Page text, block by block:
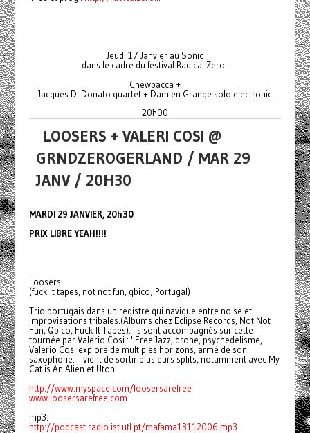
Jeudi 17 Janvier au Sonic
dans le cadre du festival Radical Zero :
Chewbacca +
Jacques Di Donato quartet + Damien Grange solo electronic
20h00
LOOSERS + VALERI COSI @
GRNDZEROGERLAND / MAR 29
JANV / 20H30
MARDI 29 JANVIER, 20h30
PRIX LIBRE YEAH!!!!
Loosers
(fuck it tapes, not not fun, qbico; Portugal)
Trio portugais dans un registre qui navigue entre noise et
improvisations tribales.(Albums chez Eclipse Records, Not Not
Fun, Qbico, Fuck It Tapes). Ils sont accompagnés sur cette
tournée par Valerio Cosi : "Free Jazz, drone, psychedelisme,
Valerio Cosi explore de multiples horizons, armé de son
saxophone. Il vient de sortir plusieurs splits, notamment avec My
Cat is An Alien et Uton."
http://www.myspace.com/loosersarefree
www.loosersarefree.com
mp3:
http://podcast.radio.ist.utl.pt/mafama13112006.mp3